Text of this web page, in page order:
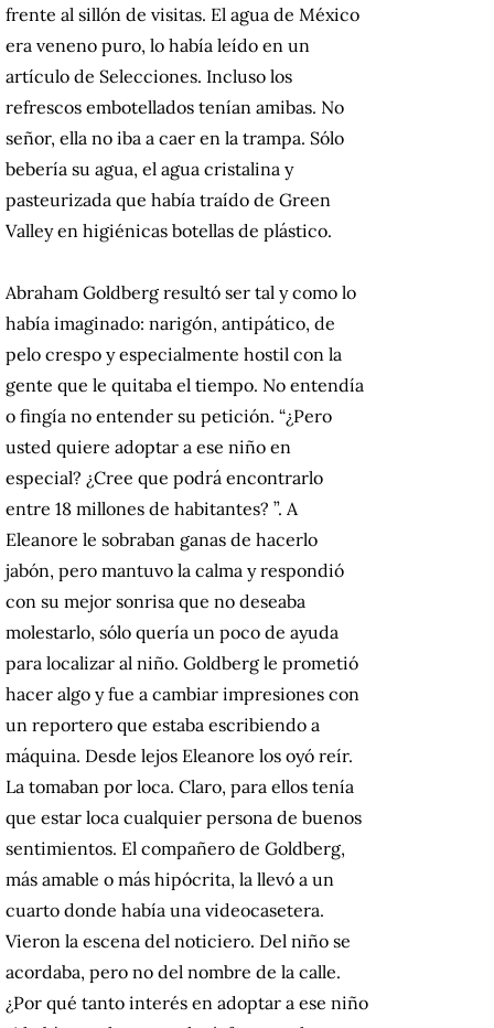
frente al sillón de visitas. El agua de México
era veneno puro, lo había leído en un
artículo de Selecciones. Incluso los
refrescos embotellados tenían amibas. No
señor, ella no iba a caer en la trampa. Sólo
bebería su agua, el agua cristalina y
pasteurizada que había traído de Green
Valley en higiénicas botellas de plástico.
Abraham Goldberg resultó ser tal y como lo
había imaginado: narigón, antipático, de
pelo crespo y especialmente hostil con la
gente que le quitaba el tiempo. No entendía
o fingía no entender su petición. “¿Pero
usted quiere adoptar a ese niño en
especial? ¿Cree que podrá encontrarlo
entre 18 millones de habitantes? ”. A
Eleanore le sobraban ganas de hacerlo
jabón, pero mantuvo la calma y respondió
con su mejor sonrisa que no deseaba
molestarlo, sólo quería un poco de ayuda
para localizar al niño. Goldberg le prometió
hacer algo y fue a cambiar impresiones con
un reportero que estaba escribiendo a
máquina. Desde lejos Eleanore los oyó reír.
La tomaban por loca. Claro, para ellos tenía
que estar loca cualquier persona de buenos
sentimientos. El compañero de Goldberg,
más amable o más hipócrita, la llevó a un
cuarto donde había una videocasetera.
Vieron la escena del noticiero. Del niño se
acordaba, pero no del nombre de la calle.
¿Por qué tanto interés en adoptar a ese niño